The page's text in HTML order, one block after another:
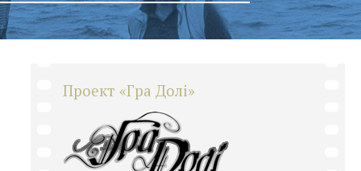
Проект «Гра Долі»